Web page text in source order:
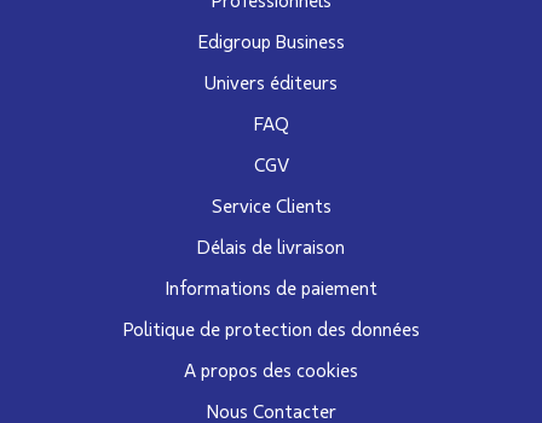
Edigroup Business
Univers éditeurs
FAQ
CGV
Service Clients
Délais de livraison
Informations de paiement
Politique de protection des données
A propos des cookies
Nous Contacter